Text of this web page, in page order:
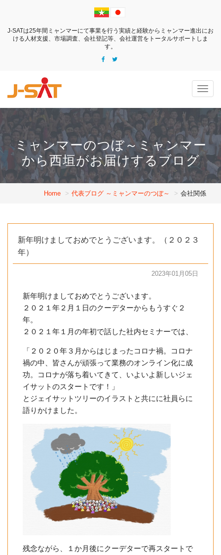
J-SATは25年間ミャンマーにて事業を行う実績と経験からミャンマー進出にお
ける 人材支援、市場調査、会社登記等、会社運営をトータルサポートしま
す。
ミャンマーのつぼ～ミャンマー
から西垣がお届けするブログ
Home 代表ブログ ～ミャンマーのつぼ～ 会社関係
新年明けましておめでとうございます。（２０２３
年）
2023年01月05日
新年明けましておめでとうございます。
２０２１年２月１日のクーデターからもうすぐ２
年。
２０２１年１月の年初で話した社内セミナーでは、
「２０２０年３月からはじまったコロナ禍。コロナ
禍の中、皆さんが頑張って業務のオンライン化に成
功。コロナが落ち着いてきて、いよいよ新しいジェ
イサットのスタートです！」
とジェイサットツリーのイラストと共にに社員らに
語りかけました。
残念ながら、１か月後にクーデターで再スタートで